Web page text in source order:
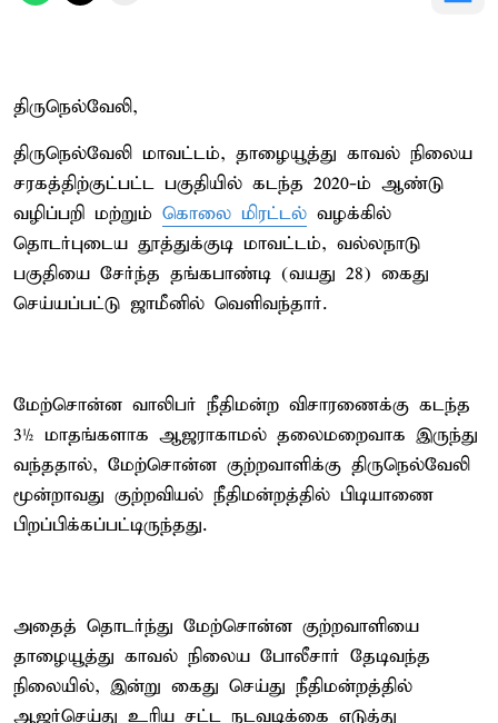
திருநெல்வேலி,
திருநெல்வேலி மாவட்டம், தாழையூத்து காவல் நிலைய
சரகத்திற்குட்பட்ட பகுதியில் கடந்த 2020-ம் ஆண்டு
வழிப்பறி மற்றும் கொலை மிரட்டல் வழக்கில்
தொடர்புடைய தூத்துக்குடி மாவட்டம், வல்லநாடு
பகுதியை சேர்ந்த தங்கபாண்டி (வயது 28) கைது
செய்யப்பட்டு ஜாமீனில் வெளிவந்தார்.
மேற்சொன்ன வாலிபர் நீதிமன்ற விசாரணைக்கு கடந்த
3½ மாதங்களாக ஆஜராகாமல் தலைமறைவாக இருந்து
வந்ததால், மேற்சொன்ன குற்றவாளிக்கு திருநெல்வேலி
மூன்றாவது குற்றவியல் நீதிமன்றத்தில் பிடியாணை
பிறப்பிக்கப்பட்டிருந்தது.
அதைத் தொடர்ந்து மேற்சொன்ன குற்றவாளியை
தாழையூத்து காவல் நிலைய போலீசார் தேடிவந்த
நிலையில், இன்று கைது செய்து நீதிமன்றத்தில்
ஆஜர்செய்து உரிய சட்ட நடவடிக்கை எடுத்து